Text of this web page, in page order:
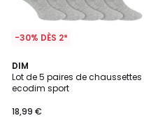
-30% DÈS 2*
DIM
Lot de 5 paires de chaussettes
ecodim sport
18,99 €
4
/
5